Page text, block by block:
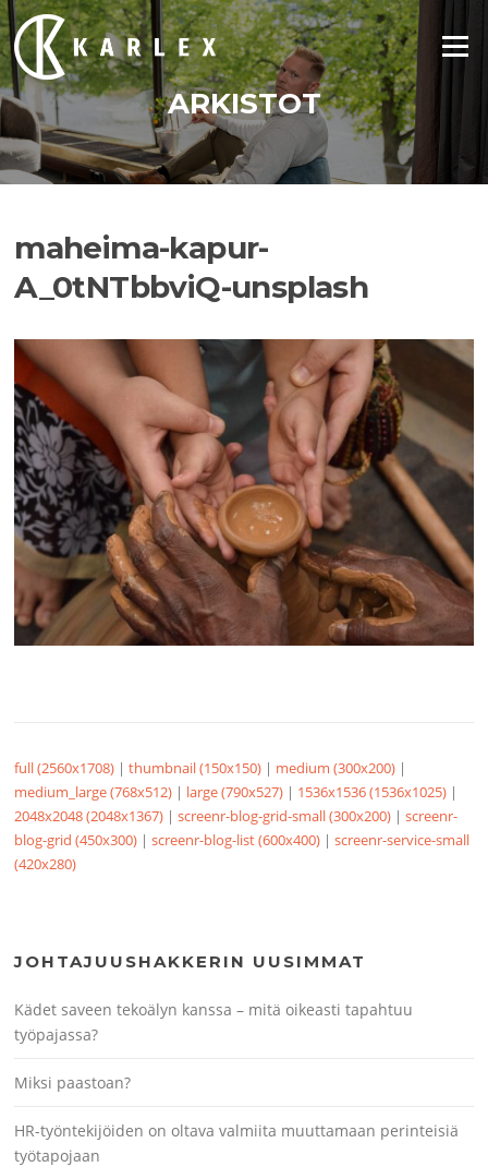
Siirry
suoraan
sisältöön
Valikko
ARKISTOT
maheima-kapur-
A_0tNTbbviQ-unsplash
full (2560x1708) |thumbnail (150x150) | medium (300x200) |
medium_large (768x512) | large (790x527) | 1536x1536 (1536x1025) |
2048x2048 (2048x1367) |screenr-blog-grid-small (300x200) |screenr-
blog-grid (450x300) |screenr-blog-list (600x400) |screenr-service-small
(420x280)
JOHTAJUUSHAKKERIN UUSIMMAT
Kädet saveen tekoälyn kanssa – mitä oikeasti tapahtuu
työpajassa?
Miksi paastoan?
HR-työntekijöiden on oltava valmiita muuttamaan perinteisiä
työtapojaan